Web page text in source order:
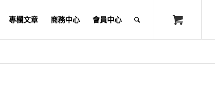
專欄文章 商務中心 會員中心